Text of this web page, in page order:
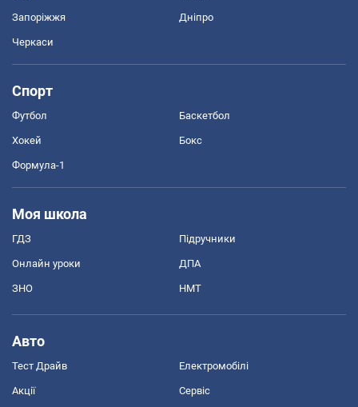
Запоріжжя Дніпро
Черкаси
Спорт
Футбол Баскетбол
Хокей Бокс
Формула-1
Моя школа
ГДЗ Підручники
Онлайн уроки ДПА
ЗНО НМТ
Авто
Тест Драйв Електромобілі
Акції Сервіс